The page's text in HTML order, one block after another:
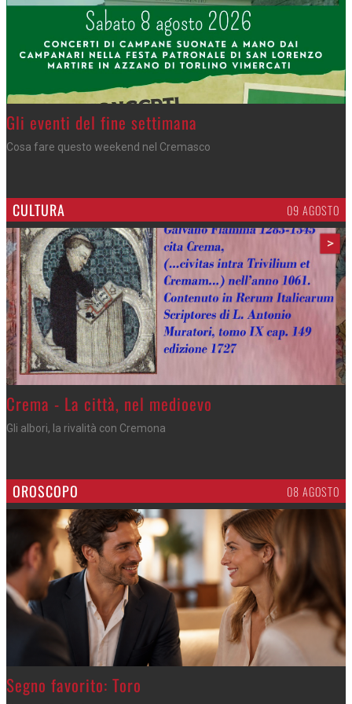
Azzano - Cena in piazza
Sagra di San Lorenzo, con don Lorenzo
CULTURA 09 AGOSTO
>
Crema - La città, nel medioevo
Gli albori, la rivalità con Cremona
OROSCOPO 08 AGOSTO
>
Segno favorito: Toro